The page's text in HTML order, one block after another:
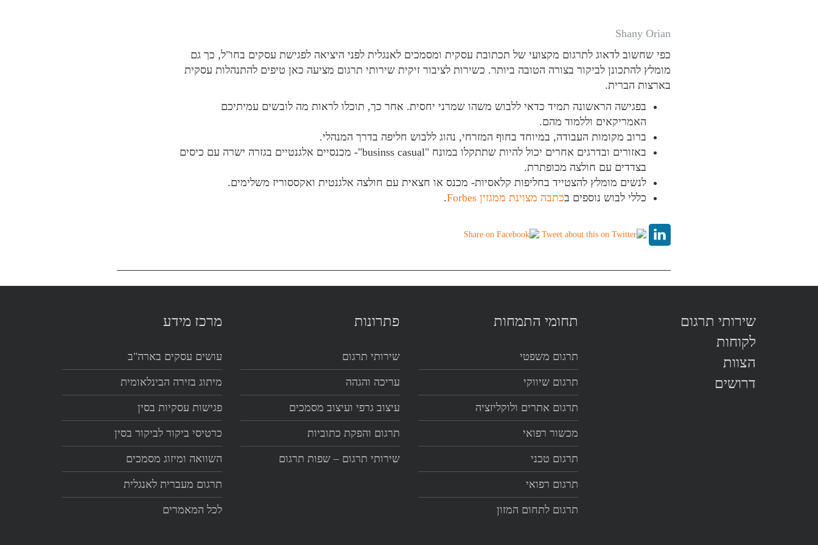
Shany Orian
כפי שחשוב לדאוג לתרגום מקצועי של תכתובת עסקית ומסמכים לאנגלית לפני היציאה לפגישת עסקים בחו"ל, כך גם
מומלץ להתכונן לביקור בצורה הטובה ביותר. כשירות לציבור זיקית שירותי תרגום מציעה כאן טיפים להתנהלות עסקית
בארצות הברית.
בפגישה הראשונה תמיד כדאי ללבוש משהו שמרני יחסית. אחר כך, תוכלו לראות מה לובשים עמיתיכם
האמריקאים וללמוד מהם.
ברוב מקומות העבודה, במיוחד בחוף המזרחי, נהוג ללבוש חליפה בדרך המנהלי.
באזורים ובדרגים אחרים יכול להיות שתתקלו במונח "businss casual"- מכנסיים אלגנטיים בגזרה ישרה עם כיסים
בצדדים עם חולצה מכופתרת.
לנשים מומלץ להצטייד בחליפות קלאסיות- מכנס או חצאית עם חולצה אלגנטית ואקססוריז משלימים.
כללי לבוש נוספים בכתבה מצוינת ממגזין Forbes
.
שירותי תרגום
לקוחות
הצוות
דרושים
תחומי התמחות
תרגום משפטי
תרגום שיווקי
תרגום אתרים ולוקליזציה
מכשור רפואי
תרגום טכני
תרגום רפואי
תרגום לתחום המזון
פתרונות
שירותי תרגום
עריכה והגהה
עיצוב גרפי ועיצוב מסמכים
תרגום והפקת כתוביות
שירותי תרגום – שפות תרגום
מרכז מידע
עושים עסקים בארה"ב
מיתוג בזירה הבינלאומית
פגישות עסקיות בסין
כרטיסי ביקור לביקור בסין
השוואה ומיזוג מסמכים
תרגום מעברית לאנגלית
לכל המאמרים